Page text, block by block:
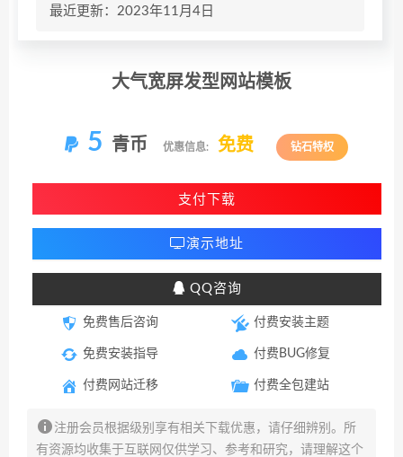
最近更新：2023年11月4日
大气宽屏发型网站模板
5 青币 优惠信息: 免费 钻石特权
支付下载
演示地址
QQ咨询
免费售后咨询
免费安装指导
付费安装主题
付费BUG修复
付费网站迁移 付费全包建站
注册会员根据级别享有相关下载优惠，请仔细辨别。所
有资源均收集于互联网仅供学习、参考和研究，请理解这个